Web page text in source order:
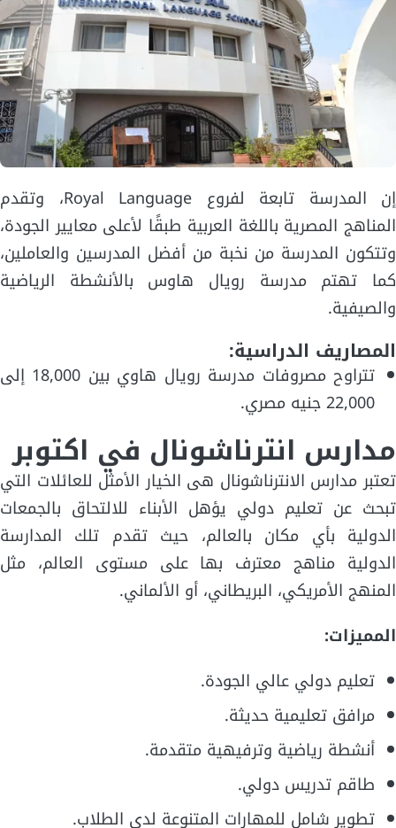
إن المدرسة تابعة لفروع Royal Language، وتقدم
المناهج المصرية باللغة العربية طبقًا لأعلى معايير الجودة،
وتتكون المدرسة من نخبة من أفضل المدرسين والعاملين،
كما تهتم مدرسة رويال هاوس بالأنشطة الرياضية
والصيفية.
المصاريف الدراسية:
تتراوح مصروفات مدرسة رويال هاوي بين 18,000 إلى
22,000 جنيه مصري.
مدارس انترناشونال في اكتوبر
تعتبر مدارس الانترناشونال هى الخيار الأمثل للعائلات التي
تبحث عن تعليم دولي يؤهل الأبناء للالتحاق بالجمعات
الدولية بأي مكان بالعالم، حيث تقدم تلك المدارسة
الدولية مناهج معترف بها على مستوى العالم، مثل
المنهج الأمريكي، البريطاني، أو الألماني.
المميزات:
تعليم دولي عالي الجودة.
مرافق تعليمية حديثة.
أنشطة رياضية وترفيهية متقدمة.
طاقم تدريس دولي.
تطوير شامل للمهارات المتنوعة لدى الطلاب.